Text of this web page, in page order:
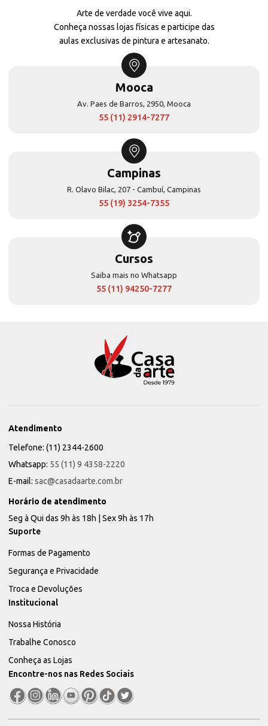
Arte de verdade você vive aqui.
Conheça nossas lojas físicas e participe das
aulas exclusivas de pintura e artesanato.
Mooca
Av. Paes de Barros, 2950, Mooca
55 (11) 2914-7277
Campinas
R. Olavo Bilac, 207 - Cambuí, Campinas
55 (19) 3254-7355
Cursos
Saiba mais no Whatsapp
55 (11) 94250-7277
Atendimento
Telefone: (11) 2344-2600
Whatsapp: 55 (11) 9 4358-2220
E-mail: sac@casadaarte.com.br
Horário de atendimento
Seg à Qui das 9h às 18h | Sex 9h às 17h
Suporte
Formas de Pagamento
Segurança e Privacidade
Troca e Devoluções
Institucional
Nossa História
Trabalhe Conosco
Conheça as Lojas
Encontre-nos nas Redes Sociais